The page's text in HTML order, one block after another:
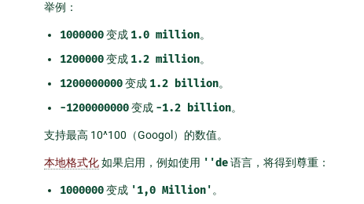
举例：
1000000变成 1.0 million。
1200000变成 1.2 million。
1200000000变成 1.2 billion。
-1200000000变成 -1.2 billion。
支持最高 10^100（Googol）的数值。
本地格式化如果启用，例如使用 ''de语言，将得到尊重：
1000000变成 '1,0 Million' 。